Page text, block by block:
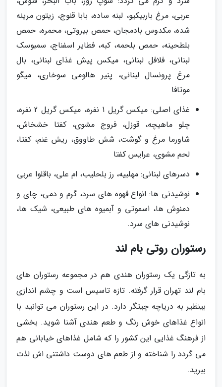
عربی، مرغ باربیکیو، لبنه ساده، بابا قنوج، زیتون مرینه
شده، مکدوس بادمجان، حمص بیروتی، محمره، حمص
بلطحینه، حمص بلحمه، کبه، فطایر اسفناج، سمبوسک
لبنانی، فلافل لبنانی، میکس پیش غذای لبنانی، بال
مرغ پرونسال لبنانی، پنیر هالومی سوخاری، میگو
موتافا
غذای اصلی: میکس گریل 1 نفره، میکس گریل 2 نفره،
چلو ماهیچه، قوزل، فروج مشوی، کفتا خشخاش،
شاورما مرغ و گوشت، شش طاووق، ریش غنم، کفتا،
لحم مشوی، عرایس کفتا
دسرهای لبنانی: مهلبیه، رز بلحلیب، ام علی، باقلوا عربی
نوشیدنی ها: انواع قهوه های سرد، گرم و دمی، چای و
دمنوش ها، اسموتی و آبمیوه های طبیعی، شیک ها،
نوشیدنی های سرد.
رستوران روتی بام لند
به تازگی یک رستوران هندی هم در مجموعه رستوران های
بام لند تهران قرار گرفته. تازه تاسیس است و چشم اندازی
بینظیر به دریاچه چیتگر دارد. در این رستوران می توانید با
انواع غذاهای خوش رنگ و طعم هندی آشنا شوید. بخشی
از فرهنگ غذایی این کشور را که شامل غذاهای خیابانی هم
می گردد را شناخته و از طعم های دوست داشتنی اش لذت
ببرید.